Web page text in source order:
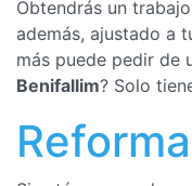
Obtendrás un
además, ajustado a
más puede pedir de
Benifallim? Solo